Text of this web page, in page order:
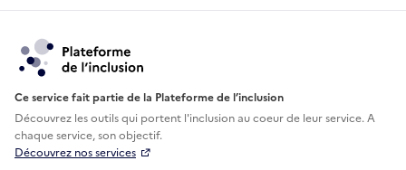
Ce service fait partie de la Plateforme de l’inclusion
Découvrez les outils qui portent l'inclusion aucoeur de leur service. A
chaque service, son objectif.
Découvrez nos services